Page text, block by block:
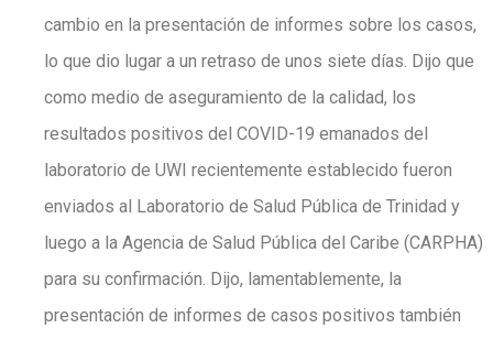
cambio en la presentación de informes sobre los casos,
lo que dio lugar a un retraso de unos siete días. Dijo que
como medio de aseguramiento de la calidad, los
resultados positivos del COVID-19 emanados del
laboratorio de UWI recientemente establecido fueron
enviados al Laboratorio de Salud Pública de Trinidad y
luego a la Agencia de Salud Pública del Caribe (CARPHA)
para su confirmación. Dijo, lamentablemente, la
presentación de informes de casos positivos también